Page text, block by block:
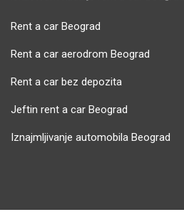
Rent a car Beograd
Rent a car aerodrom Beograd
Rent a car bez depozita
Jeftin rent a car Beograd
Iznajmljivanje automobila Beograd